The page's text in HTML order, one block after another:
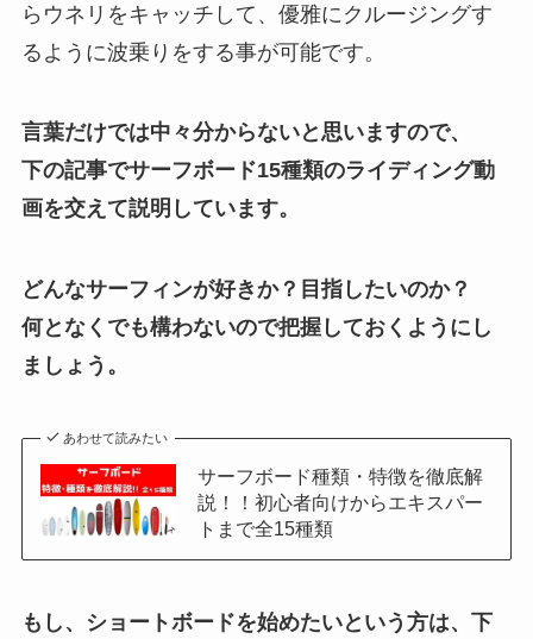
らウネリをキャッチして、優雅にクルージングす
るように波乗りをする事が可能です。
言葉だけでは中々分からないと思いますので、
下の記事でサーフボード15種類のライディング動
画を交えて説明しています。
どんなサーフィンが好きか？目指したいのか？
何となくでも構わないので把握しておくようにし
ましょう。
あわせて読みたい
サーフボード種類・特徴を徹底解
説！！初心者向けからエキスパー
トまで全15種類
もし、 ショートボードを始めたいという方は、下